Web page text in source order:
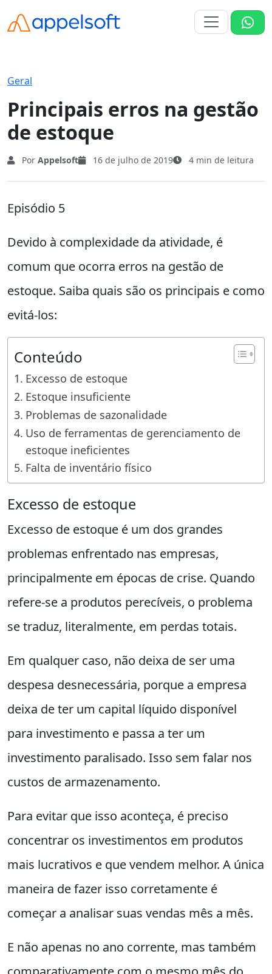
Geral
Principais erros na gestão
de estoque
Por Appelsoft 16 de julho de 2019 4 min de leitura
Episódio 5
Devido à complexidade da atividade, é
comum que ocorra erros na gestão de
estoque. Saiba quais são os principais e como
evitá-los:
Conteúdo
Excesso de estoque
Estoque insuficiente
Problemas de sazonalidade
Uso de ferramentas de gerenciamento de
estoque ineficientes
Falta de inventário físico
Excesso de estoque
Excesso de estoque é um dos grandes
problemas enfrentado nas empresas,
principalmente em épocas de crise. Quando
refere-se a produtos perecíveis, o problema
se traduz, literalmente, em perdas totais.
Em qualquer caso, não deixa de ser uma
despesa desnecessária, porque a empresa
deixa de ter um capital líquido disponível
para investimento e passa a ter um
investimento paralisado. Isso sem falar nos
custos de armazenamento.
Para evitar que isso aconteça, é preciso
concentrar os investimentos em produtos
mais lucrativos e que vendem melhor. A única
maneira de fazer isso corretamente é
começar a analisar suas vendas mês a mês.
E não apenas no ano corrente, mas também